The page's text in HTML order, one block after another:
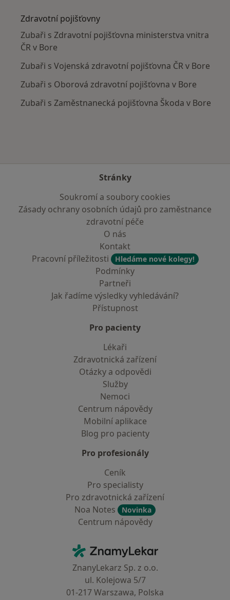
Zdravotní pojišťovny
Zubaři s Zdravotní pojišťovna ministerstva vnitra
ČR v Bore
Zubaři s Vojenská zdravotní pojišťovna ČR v Bore
Zubaři s Oborová zdravotní pojišťovna v Bore
Zubaři s Zaměstnanecká pojišťovna Škoda v Bore
Stránky
Soukromí a soubory cookies
Zásady ochrany osobních údajů pro zaměstnance
zdravotní péče
O nás
Kontakt
Pracovní příležitosti
Hledáme nové kolegy!
Podmínky
Partneři
Jak řadíme výsledky vyhledávání?
Přístupnost
Pro pacienty
Lékaři
Zdravotnická zařízení
Otázky a odpovědi
Služby
Nemoci
Centrum nápovědy
Mobilní aplikace
Blog pro pacienty
Pro profesionály
Ceník
Pro specialisty
Pro zdravotnická zařízení
Noa Notes
Novinka
Centrum nápovědy
ZnamyLekar - Hlavní stránka
ZnanyLekarz Sp. z o.o.
ul. Kolejowa 5/7
01-217 Warszawa, Polska